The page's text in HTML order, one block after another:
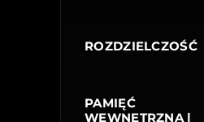
ROZDZIELCZOŚĆ
PAMIĘĆ
WEWNĘTRZNA |